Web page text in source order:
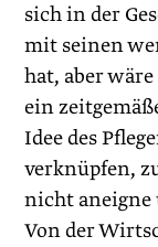
sich in der
mit seinen
hat, aber
ein
Idee des
verknüpfen,
nicht aneigne
Von der